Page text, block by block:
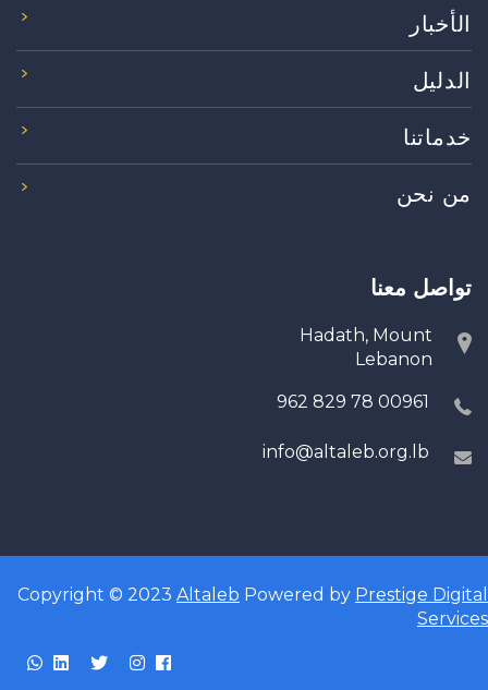
الأخبار
الدليل
خدماتنا
من نحن
تواصل معنا
Hadath, Mount
Lebanon
00961 78 829 962
info@altaleb.org.lb
Copyright © 2023 Altaleb Powered by Prestige Digital
Services